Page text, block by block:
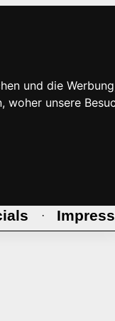
und die
woher unsere
·